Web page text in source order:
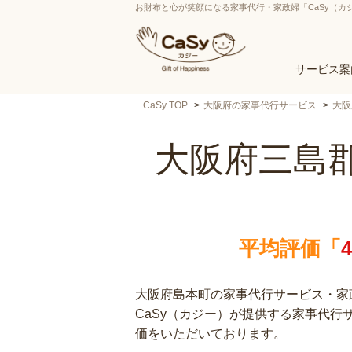
お財布と心が笑顔になる家事代行・家政婦「CaSy（カ
サービス
CaSy TOP 大阪府の家事代行サービス 大
大阪府三島
平均評価「
大阪府島本町の家事代行サービス・
CaSy（カジー）が提供する家事代行
価をいただいております。